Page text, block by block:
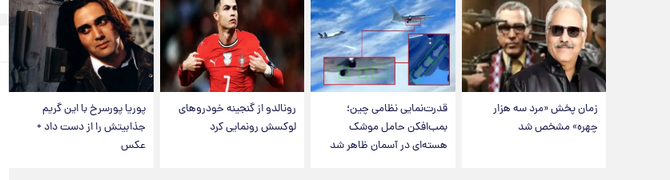
زمان پخش «مرد سه هزار
چهره» مشخص شد
قدرت‌نمایی نظامی چین؛
بمب‌افکن حامل موشک
هسته‌ای در آسمان ظاهر شد
رونالدو از گنجینه خودروهای
لوکسش رونمایی کرد
پوریا پورسرخ با این گریم
جذابیتش را از دست داد +
عکس